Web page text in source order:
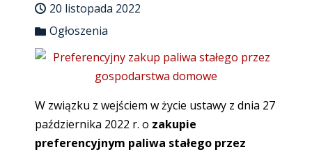
20 listopada 2022
Ogłoszenia
W związku z wejściem w życie ustawy z dnia 27
października 2022 r. o zakupie
preferencyjnym paliwa stałego przez